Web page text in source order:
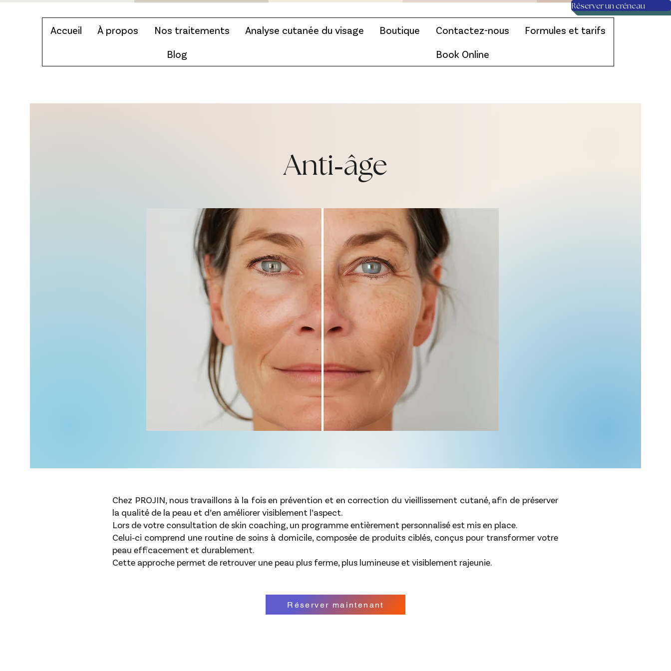
Réserver un créneau
Accueil À propos Nos traitements Analyse cutanée du visage Boutique Contactez-nous
Formules et tarifs
Blog
Book Online
Anti‑âge
Chez PROJIN, nous travaillons à la fois en prévention et en correction du vieillissement cutané, afin de préserver
la qualité de la peau et d’en améliorer visiblement l’aspect.
Lors de votre consultation de skin coaching, un programme entièrement personnalisé est mis en place.
Celui‑ci comprend une routine de soins à domicile, composée de produits ciblés, conçus pour transformer votre
peau efficacement et durablement.
Cette approche permet de retrouver une peau plus ferme, plus lumineuse et visiblement rajeunie.
Réserver maintenant